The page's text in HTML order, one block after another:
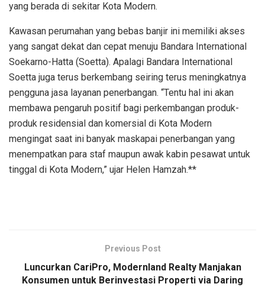
yang berada di sekitar Kota Modern.
Kawasan perumahan yang bebas banjir ini memiliki akses
yang sangat dekat dan cepat menuju Bandara International
Soekarno-Hatta (Soetta). Apalagi Bandara International
Soetta juga terus berkembang seiring terus meningkatnya
pengguna jasa layanan penerbangan. “Tentu hal ini akan
membawa pengaruh positif bagi perkembangan produk-
produk residensial dan komersial di Kota Modern
mengingat saat ini banyak maskapai penerbangan yang
menempatkan para staf maupun awak kabin pesawat untuk
tinggal di Kota Modern,” ujar Helen Hamzah.**
Previous Post
Luncurkan CariPro, Modernland Realty Manjakan
Konsumen untuk Berinvestasi Properti via Daring